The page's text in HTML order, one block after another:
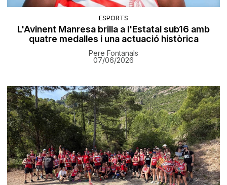
ESPORTS
L'Avinent Manresa brilla a l'Estatal sub16 amb
quatre medalles i una actuació històrica
Pere Fontanals
07/06/2026